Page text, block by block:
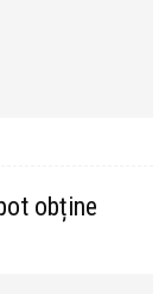
obține